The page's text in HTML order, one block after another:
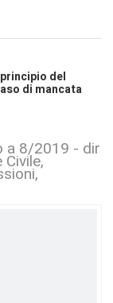
del
di mancata
a 8/2019 -
Civile